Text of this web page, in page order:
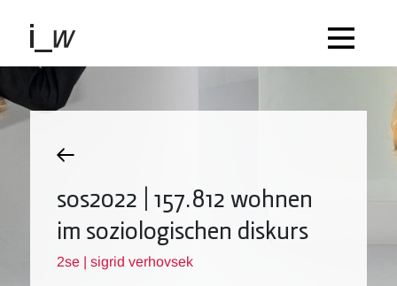
sos2022 | 157.812 wohnen
im soziologischen diskurs
2se | sigrid verhovsek